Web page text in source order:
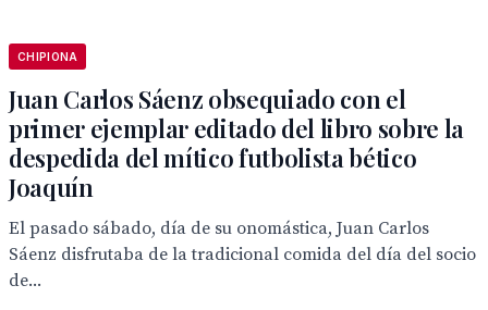
CHIPIONA
Juan Carlos Sáenz obsequiado con el
primer ejemplar editado del libro sobre la
despedida del mítico futbolista bético
Joaquín
El pasado sábado, día de su onomástica, Juan Carlos
Sáenz disfrutaba de la tradicional comida del día del socio
de...